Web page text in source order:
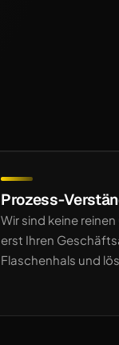
Prozess-
Wir sind keine
erst Ihren
Flaschenhals und